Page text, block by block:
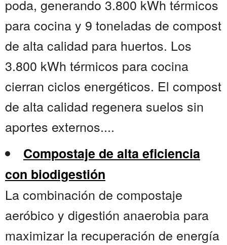
poda, generando 3.800 kWh térmicos
para cocina y 9 toneladas de compost
de alta calidad para huertos. Los
3.800 kWh térmicos para cocina
cierran ciclos energéticos. El compost
de alta calidad regenera suelos sin
aportes externos....
Compostaje de alta eficiencia
con biodigestión
La combinación de compostaje
aeróbico y digestión anaerobia para
maximizar la recuperación de energía